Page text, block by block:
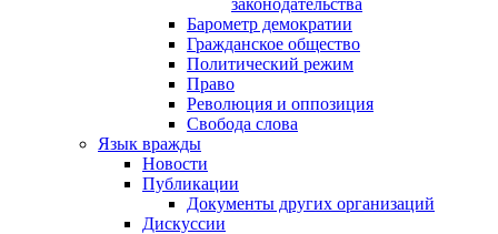
законодательства
Барометр демократии
Гражданское общество
Политический режим
Право
Революция и оппозиция
Свобода слова
Язык вражды
Новости
Публикации
Документы других организаций
Дискуссии